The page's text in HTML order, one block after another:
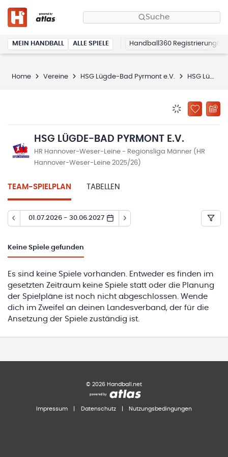
Suche
MEIN HANDBALL ALLE SPIELE Handball360 Registrierung
Home Vereine HSG Lügde-Bad Pyrmont e.V. HSG Lügde-Bad Pyrmont e.V.
ZU
HSG LÜGDE-BAD PYRMONT E.V.
HR Hannover-Weser-Leine - Regionsliga Männer (HR
Hannover-Weser-Leine 2025/26)
TEAM-SPIELPLAN TABELLEN
01.07.2026 - 30.06.2027
Keine Spiele gefunden
Es sind keine Spiele vorhanden. Entweder es finden im
gesetzten Zeitraum keine Spiele statt oder die Planung
der Spielpläne ist noch nicht abgeschlossen. Wende
dich im Zweifel an deinen Landesverband, der für die
Ansetzung der Spiele zuständig ist.
© 2026 Handball.net
Impressum Datenschutz Nutzungsbedingungen